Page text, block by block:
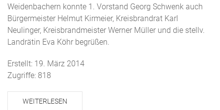
Weidenbachern konnte 1. Vorstand Georg Schwenk auch
Bürgermeister Helmut Kirmeier, Kreisbrandrat Karl
Neulinger, Kreisbrandmeister Werner Müller und die stellv.
Landrätin Eva Köhr begrüßen.
Erstellt: 19. März 2014
Zugriffe: 818
WEITERLESEN